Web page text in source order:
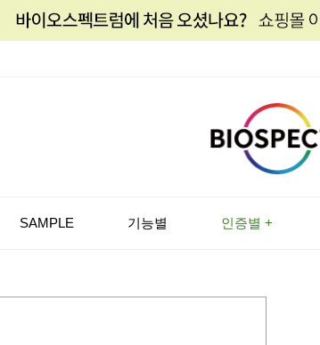
SAMPLE 기능별 인증별 +